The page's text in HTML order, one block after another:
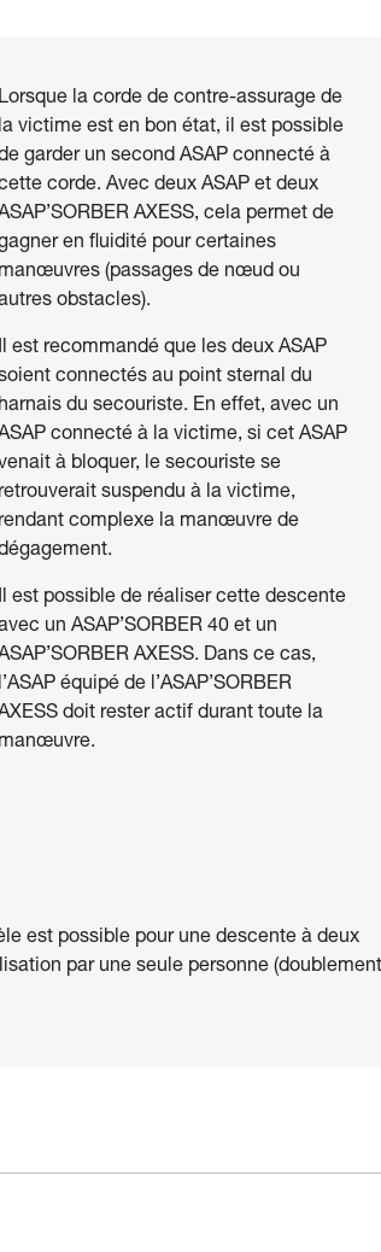
Lorsque la corde de contre-assurage de
la victime est en bon état, il est possible
garder un second ASAP connecté à
corde. Avec deux ASAP et deux
AXESS, cela permet de
en fluidité pour certaines
manœuvres (passages de nœud ou
obstacles).
Il est recommandé que les deux ASAP
connectés au point sternal du
harnais du secouriste. En effet, avec un
connecté à la victime, si cet ASAP
à bloquer, le secouriste se
retrouverait suspendu à la victime,
rendant complexe la manœuvre de
Il est possible de réaliser cette descente
un ASAP’SORBER 40 et un
AXESS. Dans ce cas,
l’ASAP équipé de l’ASAP’SORBER
doit rester actif durant toute la
manœuvre.
est possible pour une descente à deux
par une seule personne (doublement